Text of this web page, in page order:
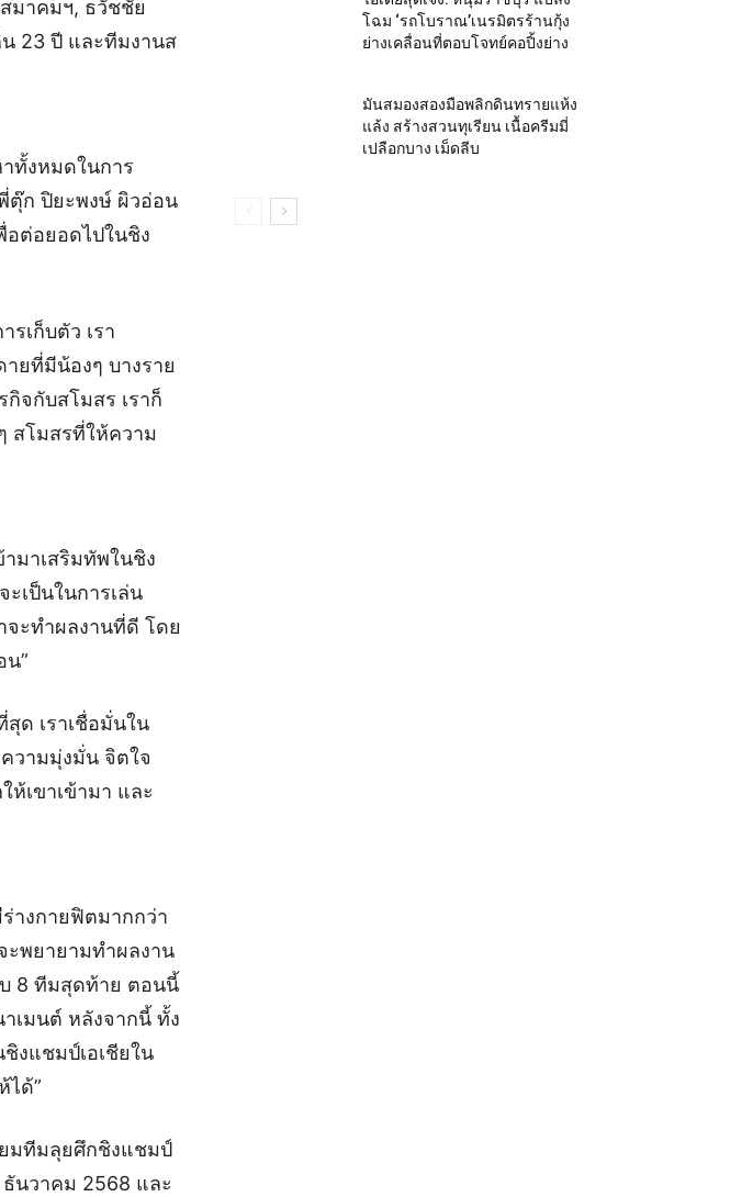
มาคมฯ, ธวัชชัย
23 ปี และทีมงานส
ทั้งหมดในการ
ตุ๊ก ปิยะพงษ์ ผิวอ่อน
อต่อยอดไปในชิง
เก็บตัว เรา
ยที่มีน้องๆ บางราย
จกับสโมสร เราก็
สโมสรที่ให้ความ
มาเสริมทัพในชิง
ะเป็นในการเล่น
จะทำผลงานที่ดี โดย
น”
ด เราเชื่อมั่นใน
วามมุ่งมั่น จิตใจ
ห้เขาเข้ามา และ
างกายฟิตมากกว่า
ะพยายามทำผลงาน
บ 8 ทีมสุดท้าย ตอนนี้
เมนต์ หลังจากนี้ ทั้ง
งแชมป์เอเชียใน
ได้”
มทีมลุยศึกชิงแชมป์
นวาคม 2568 และ
โฉม ‘รถโบราณ’เนรมิตรร้านกุ้ง
ย่างเคลื่อนที่ตอบโจทย์คอปิ้งย่าง
มันสมองสองมือพลิกดินทรายแห้ง
แล้ง สร้างสวนทุเรียน เนื้อครีมมี่
เปลือกบาง เม็ดลีบ